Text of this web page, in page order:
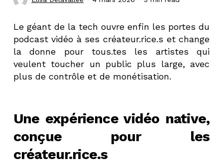
Le géant de la tech ouvre enfin les portes du
podcast vidéo à ses créateur.rice.s et change
la donne pour tous.tes les artistes qui
veulent toucher un public plus large, avec
plus de contrôle et de monétisation.
Une expérience vidéo native,
conçue pour les
créateur.rice.s